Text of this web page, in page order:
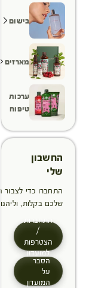
בישום
מארזים
ערכות
טיפוח
החשבון
שלי
התחברו כדי לצבור
שלכם בקלות,
התחברות
/
הצטרפות
למועדון
הסבר
על
המועדון